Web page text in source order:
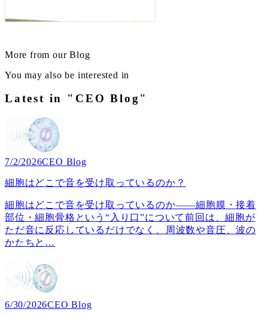
More from our Blog
You may also be interested in
Latest in "CEO Blog"
7/2/2026CEO Blog
細胞はどこで音を受け取っているのか？
細胞はどこで音を受け取っているのか――細胞膜・接着
部位・細胞骨格という“入り口”について前回は、細胞が
ただ音に反応しているだけでなく、周波数や音圧、波の
かたちと …
6/30/2026CEO Blog